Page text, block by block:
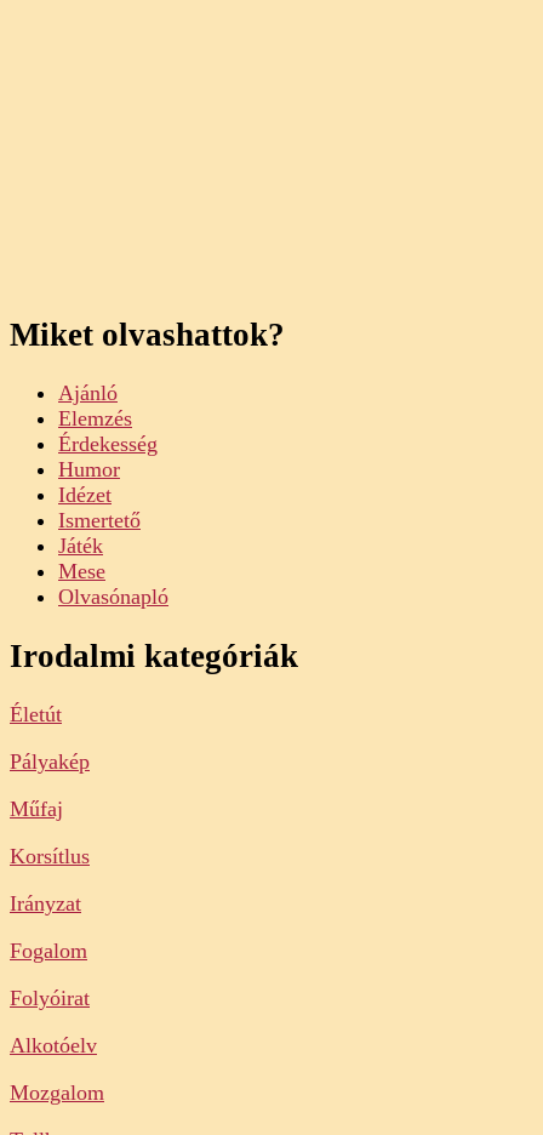
Miket olvashattok?
Ajánló
Elemzés
Érdekesség
Humor
Idézet
Ismertető
Játék
Mese
Olvasónapló
Irodalmi kategóriák
Életút
Pályakép
Műfaj
Korsítlus
Irányzat
Fogalom
Folyóirat
Alkotóelv
Mozgalom